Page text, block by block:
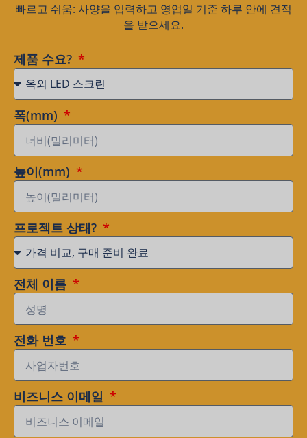
빠르고 쉬움: 사양을 입력하고 영업일 기준 하루 안에 견적
을 받으세요.
제품 수요?
폭(mm)
높이(mm)
프로젝트 상태?
전체 이름
전화 번호
비즈니스 이메일